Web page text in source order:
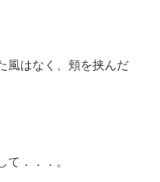
風はなく、頬を挟んだ
て．．．。